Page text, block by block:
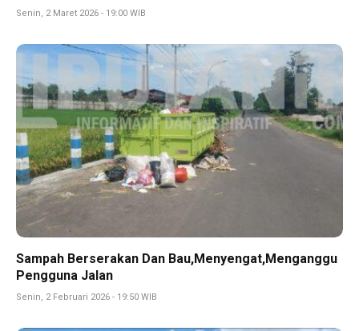
Senin, 2 Maret 2026 - 19:00 WIB
Sampah Berserakan Dan Bau,Menyengat,Menganggu
Pengguna Jalan
Senin, 2 Februari 2026 - 19:50 WIB